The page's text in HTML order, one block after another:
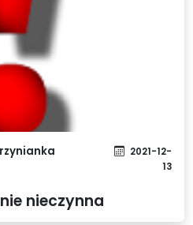
2021-12-
13
nieczynna